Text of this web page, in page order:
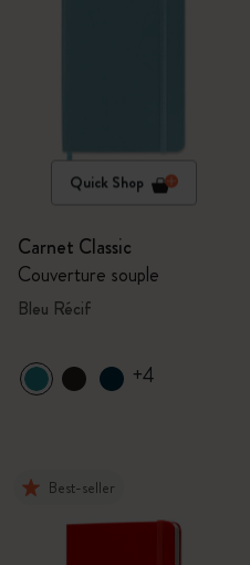
Quick Shop
Carnet Classic
Couverture souple
Bleu Récif
+4
Best-seller